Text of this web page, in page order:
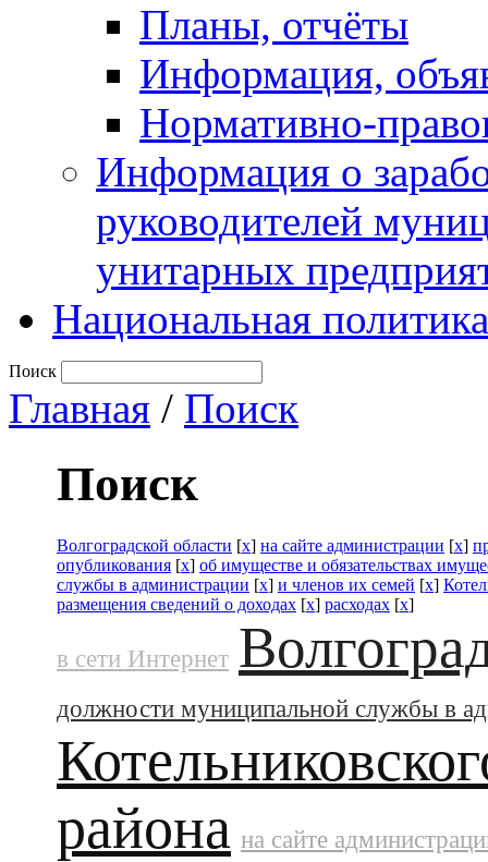
Планы, отчёты
Информация,
Нормативно-
Информация о
руководителей
унитарных
Национальная политика
Поиск
Главная / Поиск
Поиск
Волгоградской области [x] на сайте администрации [x]
опубликования [x] об имуществе и обязательствах
службы в администрации [x] и членов их семей [x]
размещения сведений о доходах [x] расходах [x]
в сети Интернет
должности муниципальной службы в
района на сайте